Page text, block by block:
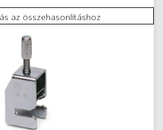
az összehasonlításhoz